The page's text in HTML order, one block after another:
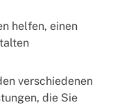
helfen, einen
verschiedenen
die Sie